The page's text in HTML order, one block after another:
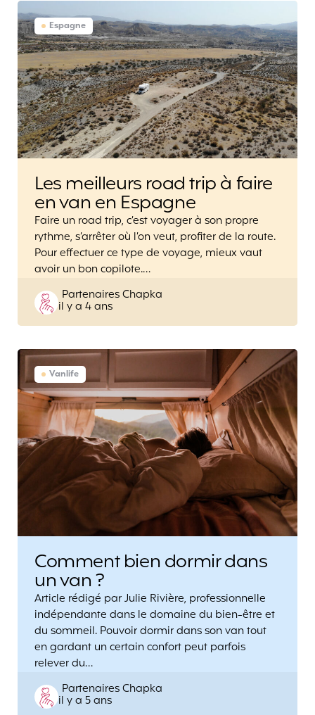
Espagne
Les meilleurs road trip à faire
en van en Espagne
Faire un road trip, c’est voyager à son propre
rythme, s’arrêter où l’on veut, profiter de la route.
Pour effectuer ce type de voyage, mieux vaut
avoir un bon copilote.…
Posted
by
Partenaires Chapka
il y a 4 ans
Vanlife
Comment bien dormir dans
un van ?
Article rédigé par Julie Rivière, professionnelle
indépendante dans le domaine du bien-être et
du sommeil. Pouvoir dormir dans son van tout
en gardant un certain confort peut parfois
relever du…
Posted
by
Partenaires Chapka
il y a 5 ans